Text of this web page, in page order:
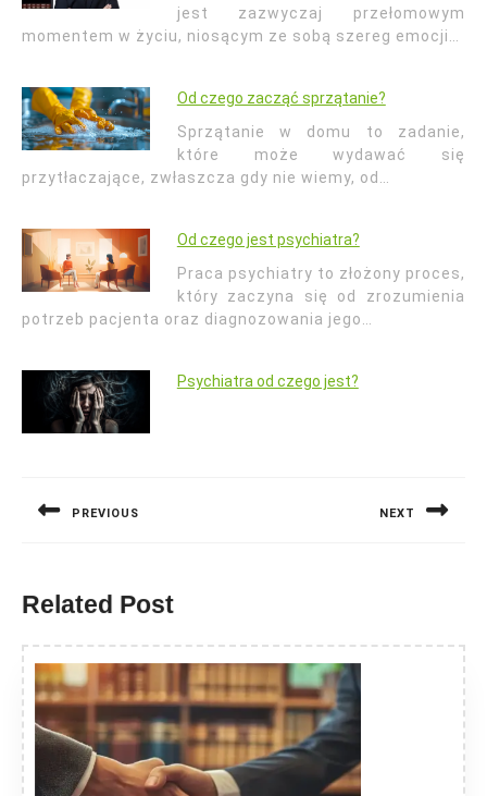
jest zazwyczaj przełomowym
momentem w życiu, niosącym ze sobą szereg emocji…
Od czego zacząć sprzątanie?
Sprzątanie w domu to zadanie,
które może wydawać się
przytłaczające, zwłaszcza gdy nie wiemy, od…
Od czego jest psychiatra?
Praca psychiatry to złożony proces,
który zaczyna się od zrozumienia
potrzeb pacjenta oraz diagnozowania jego…
Psychiatra od czego jest?
PREVIOUS NEXT
Related Post